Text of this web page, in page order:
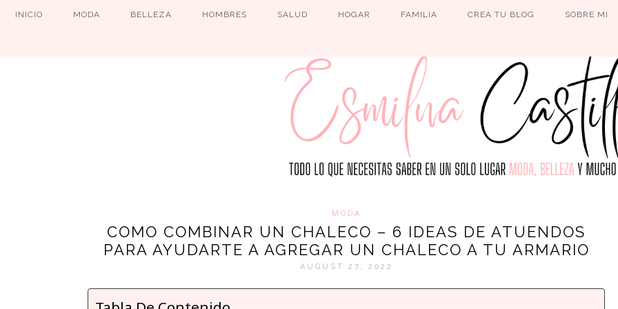
INICIO MODA BELLEZA HOMBRES SALUD HOGAR FAMILIA CREA TU BLOG SOBRE MI
MODA
COMO COMBINAR UN CHALECO – 6 IDEAS DE ATUENDOS
PARA AYUDARTE A AGREGAR UN CHALECO A TU ARMARIO
AUGUST 27, 2022